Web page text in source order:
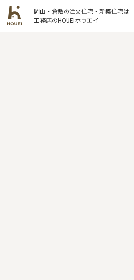
岡山・倉敷の注文住宅・新築住宅は
工務店のHOUEIホウエイ